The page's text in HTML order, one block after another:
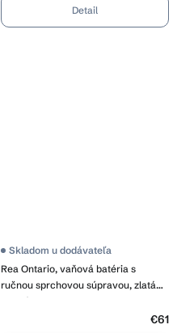
Detail
Rea Ontario, vaňová batéria s
ručnou sprchovou súpravou, zlatá
matná, REA-B5513
Skladom u dodávateľa
€61